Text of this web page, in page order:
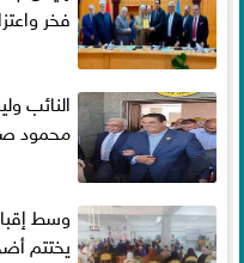
فخر
النائب
محمود
وسط
يختتم